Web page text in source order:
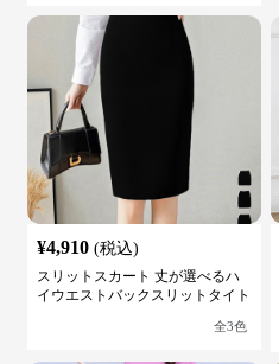
¥4,910 (税込)
スリットスカート 丈が選べるハ
イウエストバックスリットタイト
全3色